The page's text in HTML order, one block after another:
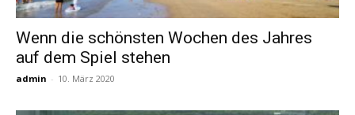
Wenn die schönsten Wochen des Jahres
auf dem Spiel stehen
admin - 10. März 2020